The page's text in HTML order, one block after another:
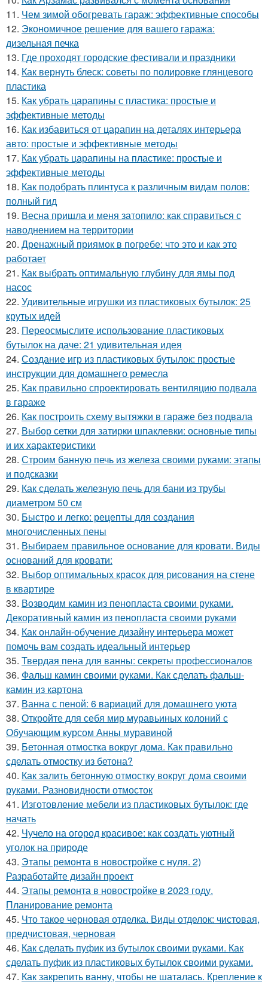
11. Чем зимой обогревать гараж: эффективные способы
12. Экономичное решение для вашего гаража:
дизельная печка
13. Где проходят городские фестивали и праздники
14. Как вернуть блеск: советы по полировке глянцевого
пластика
15. Как убрать царапины с пластика: простые и
эффективные методы
16. Как избавиться от царапин на деталях интерьера
авто: простые и эффективные методы
17. Как убрать царапины на пластике: простые и
эффективные методы
18. Как подобрать плинтуса к различным видам полов:
полный гид
19. Весна пришла и меня затопило: как справиться с
наводнением на территории
20. Дренажный приямок в погребе: что это и как это
работает
21. Как выбрать оптимальную глубину для ямы под
насос
22. Удивительные игрушки из пластиковых бутылок: 25
крутых идей
23. Переосмыслите использование пластиковых
бутылок на даче: 21 удивительная идея
24. Создание игр из пластиковых бутылок: простые
инструкции для домашнего ремесла
25. Как правильно спроектировать вентиляцию подвала
в гараже
26. Как построить схему вытяжки в гараже без подвала
27. Выбор сетки для затирки шпаклевки: основные типы
и их характеристики
28. Строим банную печь из железа своими руками: этапы
и подсказки
29. Как сделать железную печь для бани из трубы
диаметром 50 см
30. Быстро и легко: рецепты для создания
многочисленных пены
31. Выбираем правильное основание для кровати. Виды
оснований для кровати:
32. Выбор оптимальных красок для рисования на стене
в квартире
33. Возводим камин из пенопласта своими руками.
Декоративный камин из пенопласта своими руками
34. Как онлайн-обучение дизайну интерьера может
помочь вам создать идеальный интерьер
35. Твердая пена для ванны: секреты профессионалов
36. Фальш камин своими руками. Как сделать фальш-
камин из картона
37. Ванна с пеной: 6 вариаций для домашнего уюта
38. Откройте для себя мир муравьиных колоний с
Обучающим курсом Анны муравиной
39. Бетонная отмостка вокруг дома. Как правильно
сделать отмостку из бетона?
40. Как залить бетонную отмостку вокруг дома своими
руками. Разновидности отмосток
41. Изготовление мебели из пластиковых бутылок: где
начать
42. Чучело на огород красивое: как создать уютный
уголок на природе
43. Этапы ремонта в новостройке с нуля. 2)
Разработайте дизайн проект
44. Этапы ремонта в новостройке в 2023 году.
Планирование ремонта
45. Что такое черновая отделка. Виды отделок: чистовая,
предчистовая, черновая
46. Как сделать пуфик из бутылок своими руками. Как
сделать пуфик из пластиковых бутылок своими руками.
47. Как закрепить ванну, чтобы не шаталась. Крепление к